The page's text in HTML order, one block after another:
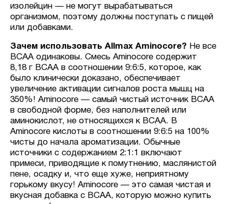
изолейцин — не могут вырабатываться
организмом, поэтому должны поступать с пищей
или добавками.
Зачем использовать Allmax Aminocore? Не все
BCAA одинаковы. Смесь Aminocore содержит
8,18 г BCAA в соотношении 9:6:5, которое, как
было клинически доказано, обеспечивает
увеличение активации сигналов роста мышц на
350%! Aminocore — самый чистый источник BCAA
в свободной форме, без наполнителей или
аминокислот, не относящихся к BCAA. В
Aminocore кислоты в соотношении 9:6:5 на 100%
чисты до начала ароматизации. Обычные
источники с содержанием 2:1:1 включают
примеси, приводящие к помутнению, маслянистой
пене, осадку и, что еще хуже, неприятному
горькому вкусу! Aminocore — это самая чистая и
вкусная добавка с BCAA, которую можно купить